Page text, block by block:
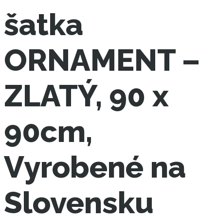
šatka
ORNAMENT –
ZLATÝ, 90 x
90cm,
Vyrobené na
Slovensku